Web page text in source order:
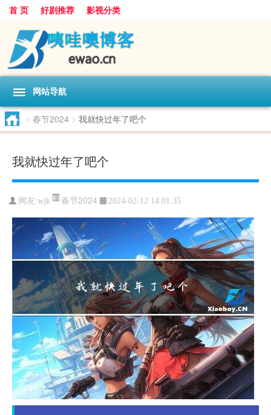
首 页 好剧推荐 影视分类
网站导航
> 春节2024 > 我就快过年了吧个
我就快过年了吧个
网友:wjk 春节2024 2024-02-12 14:01:35